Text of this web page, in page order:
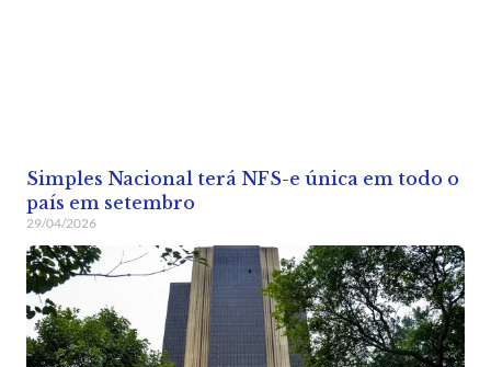
Simples Nacional terá NFS-e única em todo o
país em setembro
29/04/2026